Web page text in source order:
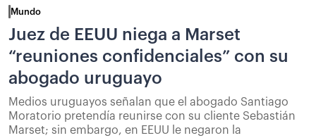
Mundo
Juez de EEUU niega a Marset
“reuniones confidenciales” con su
abogado uruguayo
Medios uruguayos señalan que el abogado Santiago
Moratorio pretendía reunirse con su cliente Sebastián
Marset; sin embargo, en EEUU le negaron la